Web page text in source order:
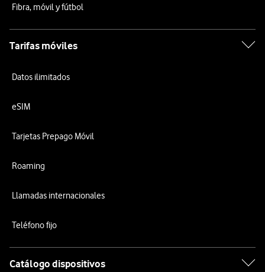
Fibra, móvil y fútbol
Tarifas móviles
Datos ilimitados
eSIM
Tarjetas Prepago Móvil
Roaming
Llamadas internacionales
Teléfono fijo
Catálogo dispositivos